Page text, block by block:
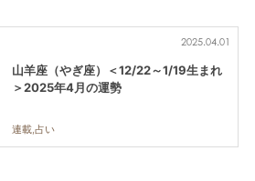
2025.04.01
山羊座（やぎ座）＜12/22～1/19生まれ
＞2025年4月の運勢
連載,占い